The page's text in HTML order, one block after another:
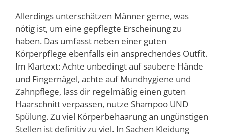
Allerdings unterschätzen Männer gerne, was
nötig ist, um eine gepflegte Erscheinung zu
haben. Das umfasst neben einer guten
Körperpflege ebenfalls ein ansprechendes Outfit.
Im Klartext: Achte unbedingt auf saubere Hände
und Fingernägel, achte auf Mundhygiene und
Zahnpflege, lass dir regelmäßig einen guten
Haarschnitt verpassen, nutze Shampoo UND
Spülung. Zu viel Körperbehaarung an ungünstigen
Stellen ist definitiv zu viel. In Sachen Kleidung